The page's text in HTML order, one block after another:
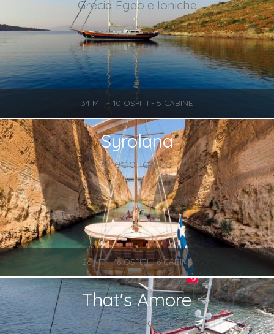
Grecia Egeo e Ioniche
34 MT - 10 OSPITI - 5 CABINE
Syrolana
Grecia Ionica
26 MT - 16 OSPITI - 6 CABINE
That's Amore
Grecia Dodecanneso